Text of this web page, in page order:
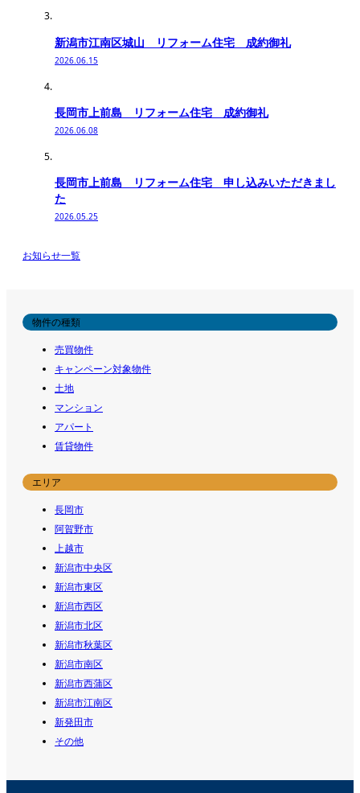
新潟市江南区城山 リフォーム住宅 成約御礼
2026.06.15
長岡市上前島 リフォーム住宅 成約御礼
2026.06.08
長岡市上前島 リフォーム住宅 申し込みいただきまし
た
2026.05.25
お知らせ一覧
物件の種類
売買物件
キャンペーン対象物件
土地
マンション
アパート
賃貸物件
エリア
長岡市
阿賀野市
上越市
新潟市中央区
新潟市東区
新潟市西区
新潟市北区
新潟市秋葉区
新潟市南区
新潟市西蒲区
新潟市江南区
新発田市
その他